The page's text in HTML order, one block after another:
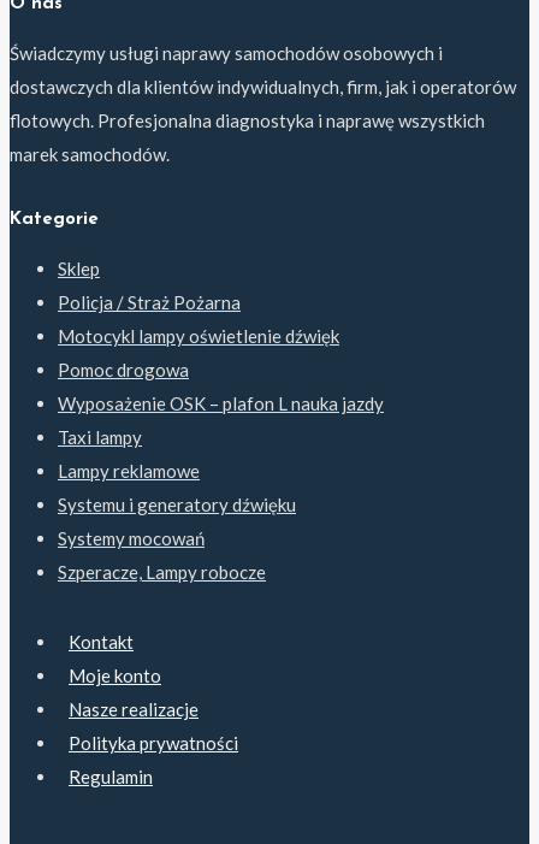
O nas
Świadczymy usługi naprawy samochodów osobowych i
dostawczych dla klientów indywidualnych, firm, jak i operatorów
flotowych. Profesjonalna diagnostyka i naprawę wszystkich
marek samochodów.
Kategorie
Sklep
Policja / Straż Pożarna
Motocykl lampy oświetlenie dźwięk
Pomoc drogowa
Wyposażenie OSK – plafon L nauka jazdy
Taxi lampy
Lampy reklamowe
Systemu i generatory dźwięku
Systemy mocowań
Szperacze, Lampy robocze
Kontakt
Moje konto
Nasze realizacje
Polityka prywatności
Regulamin